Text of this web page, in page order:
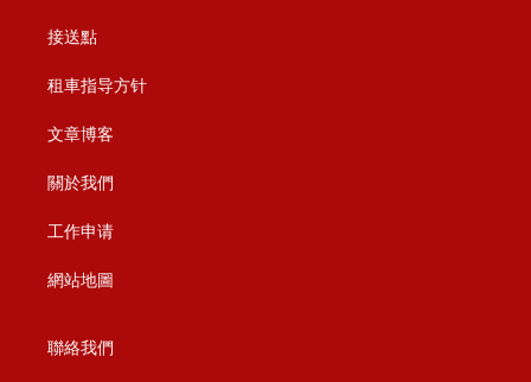
接送點
租車指导方针
文章博客
關於我們
工作申请
網站地圖
聯絡我們